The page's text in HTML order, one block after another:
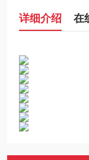
详细介绍 在